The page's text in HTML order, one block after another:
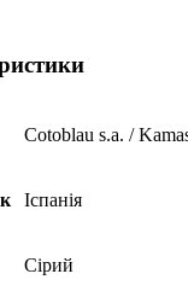
Cotoblau s.a. /
Іспанія
Сірий